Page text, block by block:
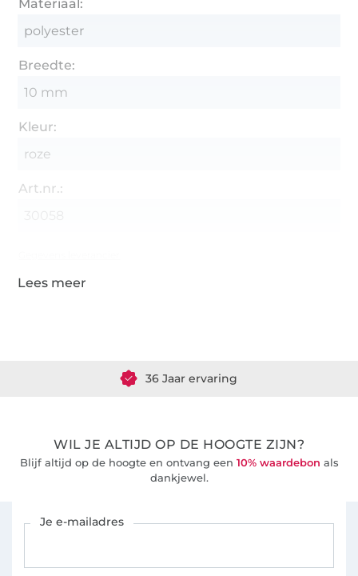
Materiaal:
polyester
Breedte:
10 mm
Kleur:
roze
Art.nr.:
36 Jaar ervaring
WIL JE ALTIJD OP DE HOOGTE ZIJN?
Blijf altijd op de hoogte en ontvang een 10% waardebon als
dankjewel.
Je e-mailadres